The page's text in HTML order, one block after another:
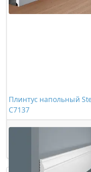
Плинтус напольный
C7137
659,00 ₽/шт
Купить